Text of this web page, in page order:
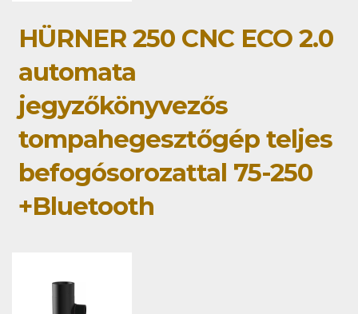
HÜRNER 250 CNC ECO 2.0
automata
jegyzőkönyvezős
tompahegesztőgép teljes
befogósorozattal 75-250
+Bluetooth